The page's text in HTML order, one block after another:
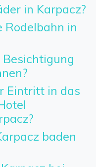
in Karpacz?
in
Eintritt in das
baden